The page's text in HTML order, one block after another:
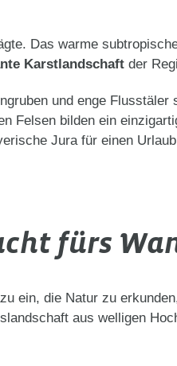
Das warme
Karstlandschaft der
und enge
Felsen bilden ein
Jura für einen
fürs
ein, die Natur zu
aus welligen